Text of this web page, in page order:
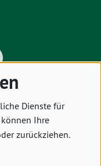
Dienste für
Ihre
zurückziehen.